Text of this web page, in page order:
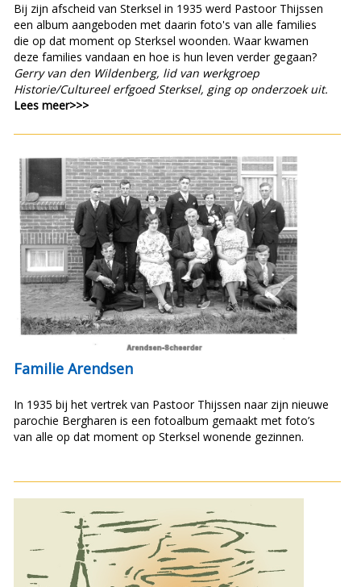
Bij zijn afscheid van Sterksel in 1935 werd Pastoor Thijssen
een album aangeboden met daarin foto's van alle families
die op dat moment op Sterksel woonden. Waar kwamen
deze families vandaan en hoe is hun leven verder gegaan?
Gerry van den Wildenberg, lid van werkgroep
Historie/Cultureel erfgoed Sterksel, ging op onderzoek uit.
Lees meer>>>
Familie Arendsen
In 1935 bij het vertrek van Pastoor Thijssen naar zijn nieuwe
parochie Bergharen is een fotoalbum gemaakt met foto’s
van alle op dat moment op Sterksel wonende gezinnen.